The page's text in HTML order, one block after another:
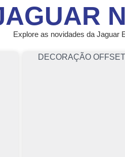
Explore as novidades da Jaguar
DECORAÇÃO OFFSET